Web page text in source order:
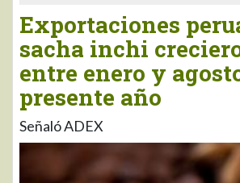
Exportaciones
sacha inchi
entre enero y
presente año
Señaló ADEX